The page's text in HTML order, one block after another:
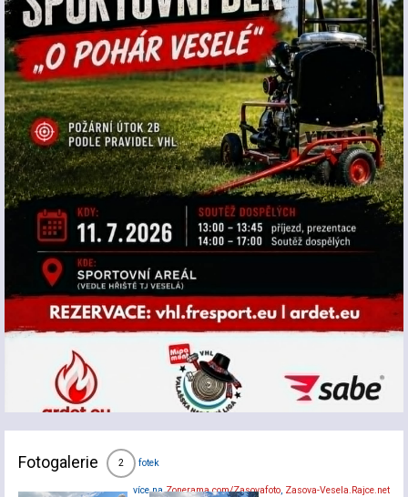
Fotogalerie 2 fotek
více naZonerama.com/Zasovafoto, Zasova-Vesela.Rajce.net